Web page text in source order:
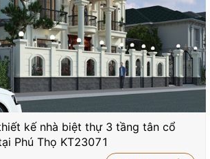
kế nhà biệt thự 3 tầng tân cổ
Phú Thọ KT23071